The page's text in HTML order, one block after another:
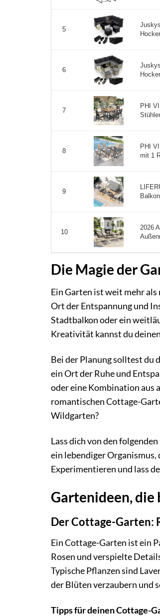
5
6
7
PHI
8
PHI
mit 1
9
10
2026
Die Magie der
Ein Garten ist weit mehr als
Ort der Entspannung und
Stadtbalkon oder ein
Kreativität kannst du
Bei der Planung solltest du
ein Ort der Ruhe und
oder eine Kombination aus
romantischen Cottage-
Wildgarten?
Lass dich von den
ein lebendiger
Experimentieren und lass
Gartenideen, die
Der Cottage-Garten:
Ein Cottage-Garten ist ein
Rosen und verspielte
Typische Pflanzen sind
der Blüten verzaubern und
Tipps für deinen Cottage-